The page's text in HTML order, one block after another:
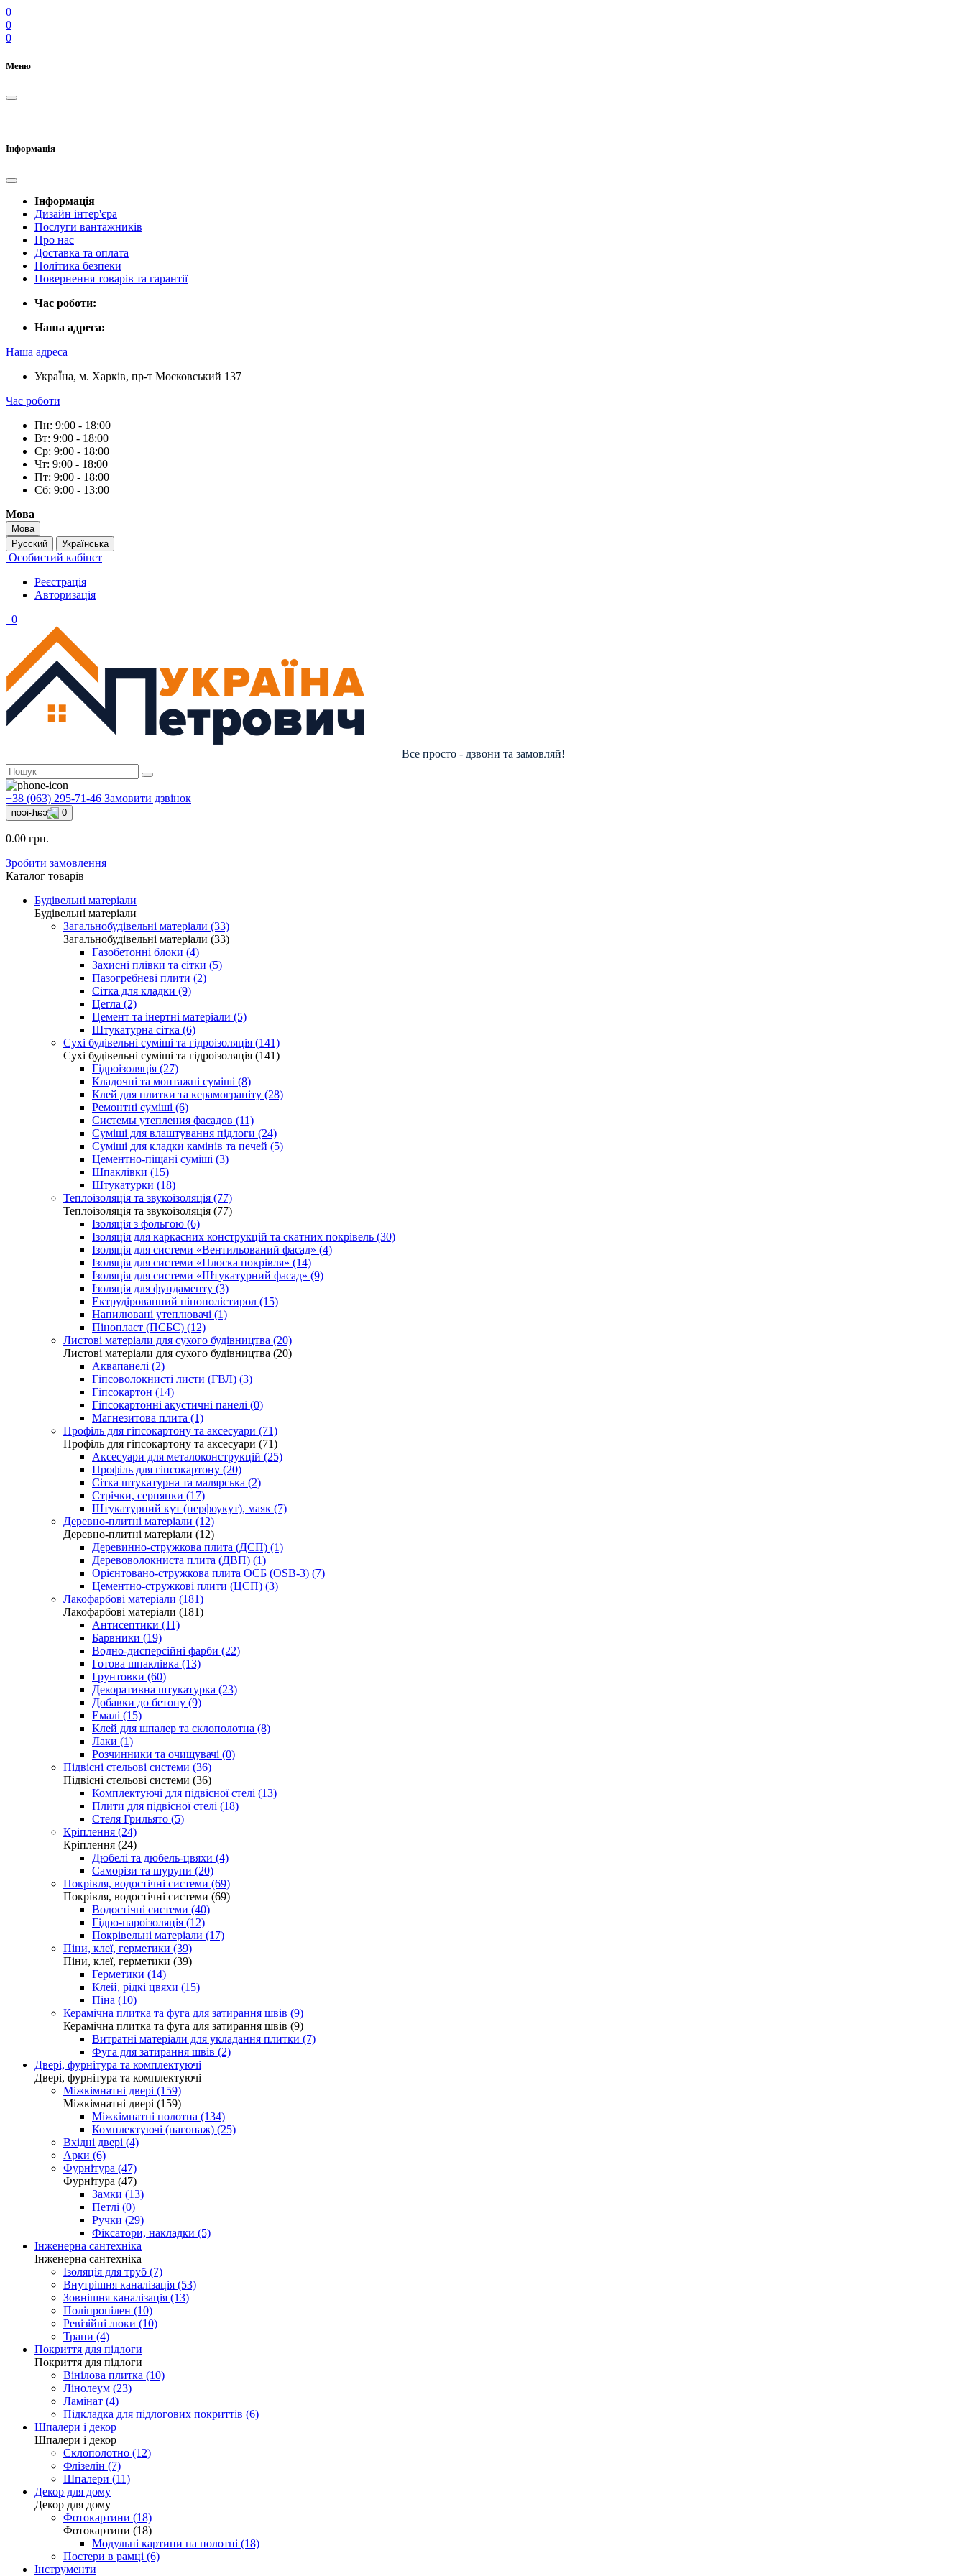
0
0
0
Меню
Інформація
Інформація
Дизайн інтер'єра
Послуги вантажників
Про нас
Доставка та оплата
Політика безпеки
Повернення товарів та гарантії
Час роботи:
Наша адреса:
Наша адреса
УкраЇна, м. Харків, пр-т Московський 137
Час роботи
Пн: 9:00 - 18:00
Вт: 9:00 - 18:00
Ср: 9:00 - 18:00
Чт: 9:00 - 18:00
Пт: 9:00 - 18:00
Сб: 9:00 - 13:00
Мова
Мова
Русский
Українська
Особистий кабінет
Реєстрація
Авторизація
0
Все просто - дзвони та замовляй!
+38 (063) 295-71-46 Замовити дзвінок
0
0.00 грн.
Зробити замовлення
Каталог товарів
Будівельні матеріали
Будівельні матеріали
Загальнобудівельні матеріали (33)
Загальнобудівельні матеріали (33)
Газобетонні блоки (4)
Захисні плівки та сітки (5)
Пазогребневі плити (2)
Сітка для кладки (9)
Цегла (2)
Цемент та інертні матеріали (5)
Штукатурна сітка (6)
Сухі будівельні суміші та гідроізоляція (141)
Сухі будівельні суміші та гідроізоляція (141)
Гідроізоляція (27)
Кладочні та монтажні суміші (8)
Клей для плитки та керамограніту (28)
Ремонтні суміші (6)
Системы утепления фасадов (11)
Суміші для влаштування підлоги (24)
Суміші для кладки камінів та печей (5)
Цементно-піщані суміші (3)
Шпаклівки (15)
Штукатурки (18)
Теплоізоляція та звукоізоляція (77)
Теплоізоляція та звукоізоляція (77)
Ізоляція з фольгою (6)
Ізоляція для каркасних конструкцій та скатних покрівель (30)
Ізоляція для системи «Вентильований фасад» (4)
Ізоляція для системи «Плоска покрівля» (14)
Ізоляція для системи «Штукатурний фасад» (9)
Ізоляція для фундаменту (3)
Ектрудірованний пінополістирол (15)
Напилювані утеплювачі (1)
Пінопласт (ПСБС) (12)
Листові матеріали для сухого будівництва (20)
Листові матеріали для сухого будівництва (20)
Аквапанелі (2)
Гіпсоволокнисті листи (ГВЛ) (3)
Гіпсокартон (14)
Гіпсокартонні акустичні панелі (0)
Магнезитова плита (1)
Профіль для гіпсокартону та аксесуари (71)
Профіль для гіпсокартону та аксесуари (71)
Аксесуари для металоконструкцій (25)
Профіль для гіпсокартону (20)
Сітка штукатурна та малярська (2)
Стрічки, серпянки (17)
Штукатурний кут (перфоукут), маяк (7)
Деревно-плитні матеріали (12)
Деревно-плитні матеріали (12)
Деревинно-стружкова плита (ДСП) (1)
Деревоволокниста плита (ДВП) (1)
Орієнтовано-стружкова плита ОСБ (OSB-3) (7)
Цементно-стружкові плити (ЦСП) (3)
Лакофарбові матеріали (181)
Лакофарбові матеріали (181)
Антисептики (11)
Барвники (19)
Водно-дисперсійні фарби (22)
Готова шпаклівка (13)
Грунтовки (60)
Декоративна штукатурка (23)
Добавки до бетону (9)
Емалі (15)
Клей для шпалер та склополотна (8)
Лаки (1)
Розчинники та очищувачі (0)
Підвісні стельові системи (36)
Підвісні стельові системи (36)
Комплектуючі для підвісної стелі (13)
Плити для підвісної стелі (18)
Стеля Грильято (5)
Кріплення (24)
Кріплення (24)
Дюбелі та дюбель-цвяхи (4)
Саморізи та шурупи (20)
Покрівля, водостічні системи (69)
Покрівля, водостічні системи (69)
Водостічні системи (40)
Гідро-пароізоляція (12)
Покрівельні матеріали (17)
Піни, клеї, герметики (39)
Піни, клеї, герметики (39)
Герметики (14)
Клей, рідкі цвяхи (15)
Піна (10)
Керамічна плитка та фуга для затирання швів (9)
Керамічна плитка та фуга для затирання швів (9)
Витратні матеріали для укладання плитки (7)
Фуга для затирання швів (2)
Двері, фурнітура та комплектуючі
Двері, фурнітура та комплектуючі
Міжкімнатні двері (159)
Міжкімнатні двері (159)
Міжкімнатні полотна (134)
Комплектуючі (пагонаж) (25)
Вхідні двері (4)
Арки (6)
Фурнітура (47)
Фурнітура (47)
Замки (13)
Петлі (0)
Ручки (29)
Фіксатори, накладки (5)
Інженерна сантехніка
Інженерна сантехніка
Ізоляція для труб (7)
Внутрішня каналізація (53)
Зовнішня каналізація (13)
Поліпропілен (10)
Ревізійні люки (10)
Трапи (4)
Покриття для підлоги
Покриття для підлоги
Вінілова плитка (10)
Лінолеум (23)
Ламінат (4)
Підкладка для підлогових покриттів (6)
Шпалери і декор
Шпалери і декор
Склополотно (12)
Флізелін (7)
Шпалери (11)
Декор для дому
Декор для дому
Фотокартини (18)
Фотокартини (18)
Модульні картини на полотні (18)
Постери в рамці (6)
Інструменти